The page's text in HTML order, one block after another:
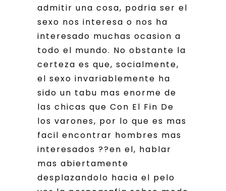
admitir una cosa, podri­a ser el
sexo nos interesa o nos ha
interesado muchas ocasion a
todo el mundo. No obstante la
certeza es que, socialmente,
el sexo invariablemente ha
sido un tabu mas enorme de
las chicas que Con El Fin De
los varones, por lo que es mas
facil encontrar hombres mas
interesados ??en el, hablar
mas abiertamente
desplazandolo hacia el pelo